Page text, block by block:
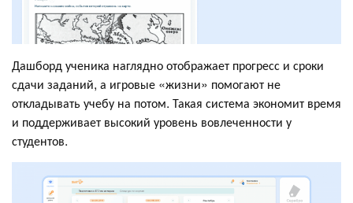
Дашборд ученика наглядно отображает прогресс и сроки
сдачи заданий, а игровые «жизни» помогают не
откладывать учебу на потом. Такая система экономит время
и поддерживает высокий уровень вовлеченности у
студентов.